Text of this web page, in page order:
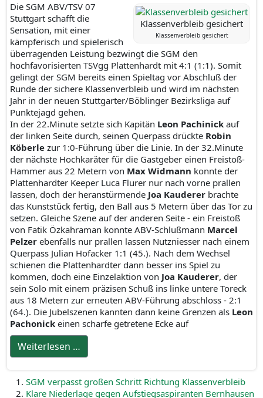
Klassenverbleib gesichert
Klassenverbleib gesichert
Die SGM ABV/TSV 07
Stuttgart schafft die
Sensation, mit einer
kämpferisch und spielerisch
überragenden Leistung bezwingt die SGM den
hochfavorisierten TSVgg Plattenhardt mit 4:1 (1:1). Somit
gelingt der SGM bereits einen Spieltag vor Abschluß der
Runde der sichere Klassenverbleib und wird im nächsten
Jahr in der neuen Stuttgarter/Böblinger Bezirksliga auf
Punktejagd gehen.
In der 22.Minute setzte sich Kapitän Leon Pachinick auf
der linken Seite durch, seinen Querpass drückte Robin
Köberle zur 1:0-Führung über die Linie. In der 32.Minute
der nächste Hochkaräter für die Gastgeber einen Freistoß-
Hammer aus 22 Metern von Max Widmann konnte der
Plattenhardter Keeper Luca Flurer nur nach vorne prallen
lassen, doch der heranstürmende Joa Kauderer brachte
das Kunststück fertig, den Ball aus 5 Metern über das Tor zu
setzen. Gleiche Szene auf der anderen Seite - ein Freistoß
von Fatik Özkahraman konnte ABV-Schlußmann Marcel
Pelzer ebenfalls nur prallen lassen Nutzniesser nach einem
Querpass Julian Hofacker 1:1 (45.). Nach dem Wechsel
schienen die Plattenhardter dann besser ins Spiel zu
kommen, doch eine Einzelaktion von Joa Kauderer, der
sein Solo mit einem präzisen Schuß ins linke untere Toreck
aus 18 Metern zur erneuten ABV-Führung abschloss - 2:1
(64.). Die Jubelszenen kannten dann keine Grenzen als Leon
Pachonick einen scharfe getretene Ecke auf
Weiterlesen …
SGM verpasst großen Schritt Richtung Klassenverbleib
Klare Niederlage gegen Aufstiegsaspiranten Bernhausen